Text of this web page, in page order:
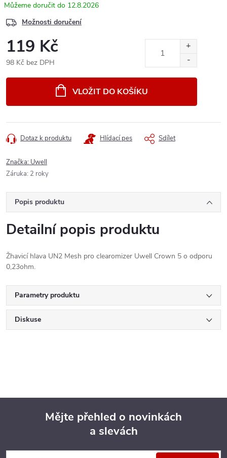
12.8.2026
Možnosti doručení
119 Kč
98 Kč bez DPH
VLOŽIT DO KOŠÍKU
Dotaz k produktu Hlídací pes Sdílet
Značka: Uwell
Záruka: 2 roky
Popis produktu
Detailní popis produktu
Žhavicí hlava UN2 Mesh pro clearomizer Uwell Crown 5 o odporu
0,23ohm.
Parametry produktu
Diskuse
Mějte přehled o novinkách
a slevách